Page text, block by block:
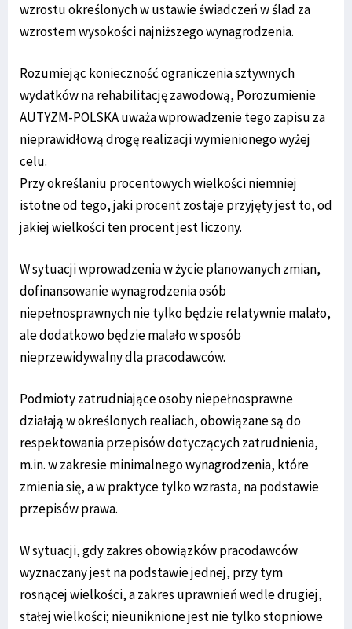
wzrostu określonych w ustawie świadczeń w ślad za
wzrostem wysokości najniższego wynagrodzenia.
Rozumiejąc konieczność ograniczenia sztywnych
wydatków na rehabilitację zawodową, Porozumienie
AUTYZM-POLSKA uważa wprowadzenie tego zapisu za
nieprawidłową drogę realizacji wymienionego wyżej
celu.
Przy określaniu procentowych wielkości niemniej
istotne od tego, jaki procent zostaje przyjęty jest to, od
jakiej wielkości ten procent jest liczony.
W sytuacji wprowadzenia w życie planowanych zmian,
dofinansowanie wynagrodzenia osób
niepełnosprawnych nie tylko będzie relatywnie malało,
ale dodatkowo będzie malało w sposób
nieprzewidywalny dla pracodawców.
Podmioty zatrudniające osoby niepełnosprawne
działają w określonych realiach, obowiązane są do
respektowania przepisów dotyczących zatrudnienia,
m.in. w zakresie minimalnego wynagrodzenia, które
zmienia się, a w praktyce tylko wzrasta, na podstawie
przepisów prawa.
W sytuacji, gdy zakres obowiązków pracodawców
wyznaczany jest na podstawie jednej, przy tym
rosnącej wielkości, a zakres uprawnień wedle drugiej,
stałej wielkości; nieuniknione jest nie tylko stopniowe